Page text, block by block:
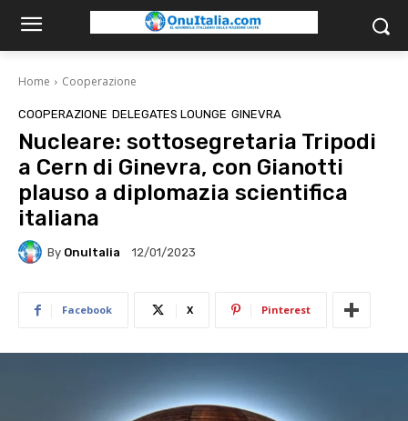
Home Cooperazione
COOPERAZIONE DELEGATES LOUNGE GINEVRA
Nucleare: sottosegretaria Tripodi
a Cern di Ginevra, con Gianotti
plauso a diplomazia scientifica
italiana
By OnuItalia 12/01/2023
Facebook X Pinterest